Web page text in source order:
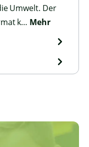
Umwelt. Der
k… Mehr